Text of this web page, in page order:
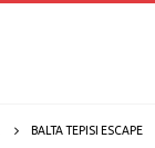
BALTA TEPISI ESCAPE